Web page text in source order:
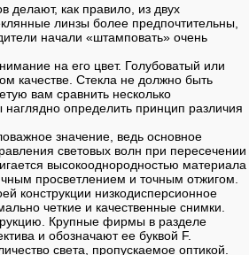
как правило, из двух
линзы более предпочтительны,
начали «штамповать» очень
на его цвет. Голубоватый или
качестве. Стекла не должно быть
вам сравнить несколько
определить принцип различия
значение, ведь основное
световых волн при пересечении
высокооднородностью материала
просветлением и точным отжигом.
конструкции низкодисперсионное
четкие и качественные снимки.
Крупные фирмы в разделе
и обозначают ее буквой F.
света, пропускаемое оптикой.